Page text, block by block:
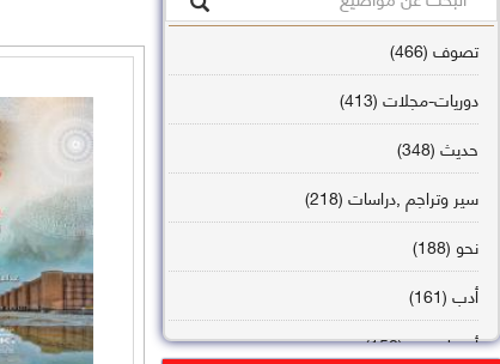
تصوف (466)
دوريات-مجلات (413)
حديث (348)
سير وتراجم ,دراسات (218)
نحو (188)
أدب (161)
أصول فقه (158)